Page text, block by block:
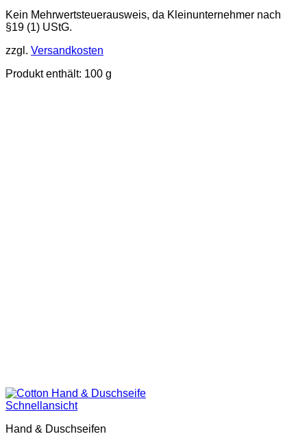
Kein Mehrwertsteuerausweis, da Kleinunternehmer nach
§19 (1) UStG.
zzgl. Versandkosten
Produkt enthält: 100 g
Schnellansicht
Hand & Duschseifen